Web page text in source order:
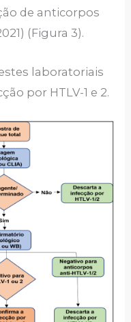
de anticorpos
(Figura 3).
laboratoriais
por HTLV-1 e 2.